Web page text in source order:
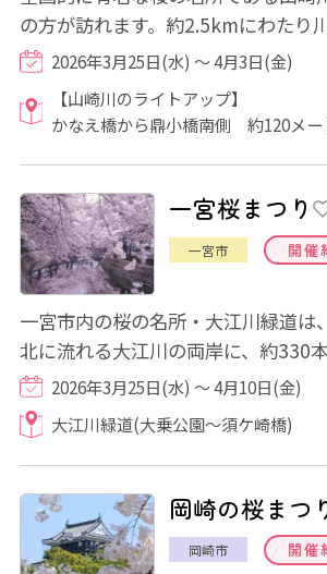
の方が訪れます。約2.5kmにわたり
本の桜が咲き誇ります。 シーズン中
2026年3月25日(水) ～ 4月3日(金)
【山崎川のライトアップ】
かなえ橋から鼎小橋南側 約120メー
一宮桜まつり
一宮市 開催
一宮市内の桜の名所・大江川緑道は
北に流れる大江川の両岸に、約330
が競い合うように川面に枝を張り出
2026年3月25日(水) ～ 4月10日(金)
大江川緑道(大乗公園～須ケ崎橋)
岡崎の桜まつ
岡崎市 開催